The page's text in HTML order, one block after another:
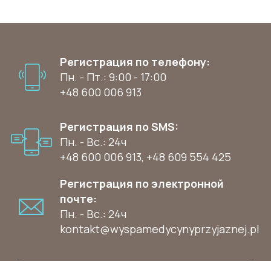
Регистрация по телефону:
Пн. - Пт.: 9:00 - 17:00
+48 600 006 913
Регистрация по SMS:
Пн. - Вс.: 24ч
+48 600 006 913, +48 609 554 425
Регистрация по электронной
почте:
Пн. - Вс.: 24ч
kontakt@wyspamedycynyprzyjaznej.pl